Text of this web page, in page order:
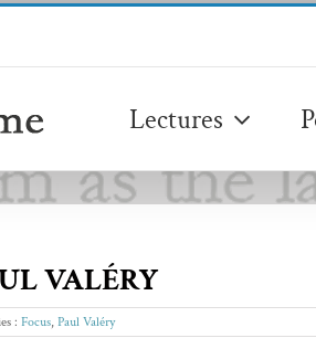
Lectures
VALÉRY
: Focus, Paul Valéry